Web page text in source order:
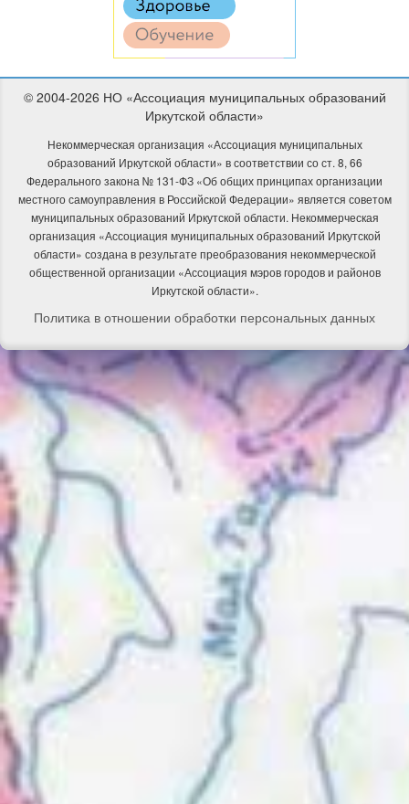
© 2004-2026 НО «Ассоциация муниципальных образований
Иркутской области»
Некоммерческая организация «Ассоциация муниципальных
образований Иркутской области» в соответствии со ст. 8, 66
Федерального закона № 131-ФЗ «Об общих принципах организации
местного самоуправления в Российской Федерации» является советом
муниципальных образований Иркутской области. Некоммерческая
организация «Ассоциация муниципальных образований Иркутской
области» создана в результате преобразования некоммерческой
общественной организации «Ассоциация мэров городов и районов
Иркутской области».
Политика в отношении обработки персональных данных